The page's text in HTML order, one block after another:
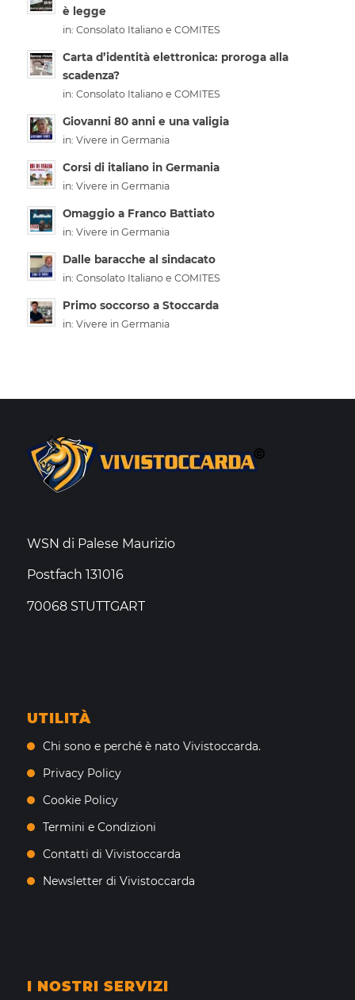
è legge
in: Consolato Italiano e COMITES
Carta d’identità elettronica: proroga alla
scadenza?
in: Consolato Italiano e COMITES
Giovanni 80 anni e una valigia
in: Vivere in Germania
Corsi di italiano in Germania
in: Vivere in Germania
Omaggio a Franco Battiato
in: Vivere in Germania
Dalle baracche al sindacato
in: Consolato Italiano e COMITES
Primo soccorso a Stoccarda
in: Vivere in Germania
WSN di Palese Maurizio
Postfach 131016
70068 STUTTGART
UTILITÀ
Chi sono e perché è nato Vivistoccarda.
Privacy Policy
Cookie Policy
Termini e Condizioni
Contatti di Vivistoccarda
Newsletter di Vivistoccarda
I NOSTRI SERVIZI